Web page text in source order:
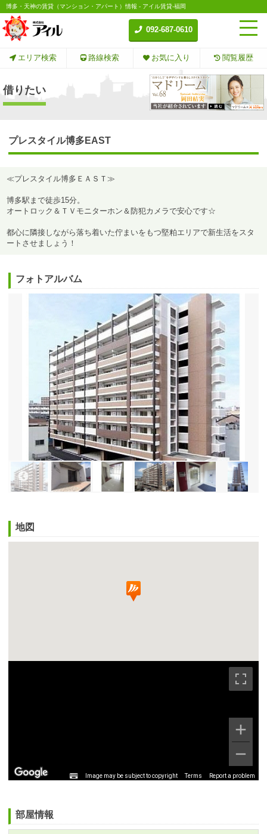
博多・天神の賃貸（マンション・アパート）情報 - アイル賃貸-福岡
092-687-0610
エリア検索 路線検索 お気に入り 閲覧履歴
借りたい
プレスタイル博多EAST
≪プレスタイル博多ＥＡＳＴ≫
博多駅まで徒歩15分。
オートロック＆ＴＶモニターホン＆防犯カメラで安心です☆
都心に隣接しながら落ち着いた佇まいをもつ堅粕エリアで新生活をスタ
ートさせましょう！
フォトアルバム
地図
Image may be subject to copyright Terms Report a problem
部屋情報